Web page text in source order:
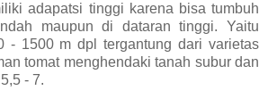
adapatsi tinggi karena bisa tumbuh
maupun di dataran tinggi. Yaitu
- 1500 m dpl tergantung dari varietas
tomat menghendaki tanah subur dan
- 7.